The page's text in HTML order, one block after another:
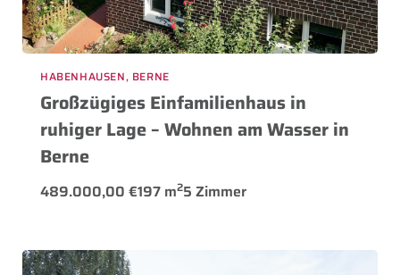
HABENHAUSEN, BERNE
Großzügiges Einfamilienhaus in
ruhiger Lage – Wohnen am Wasser in
Berne
489.000,00 €197 m25 Zimmer